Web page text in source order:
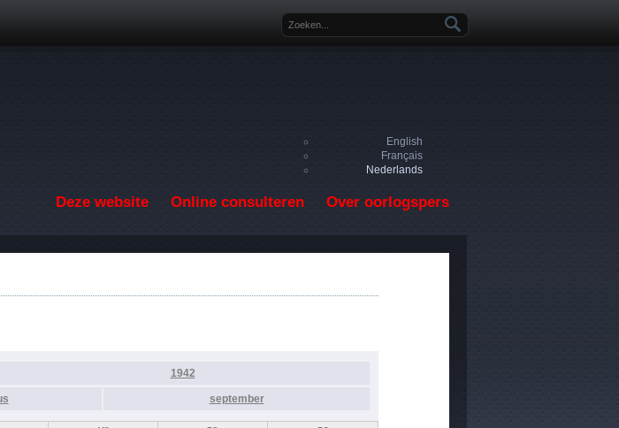
Zoekveld
English
Français
Nederlands
Deze website Online consulteren Over oorlogspers
1942
september